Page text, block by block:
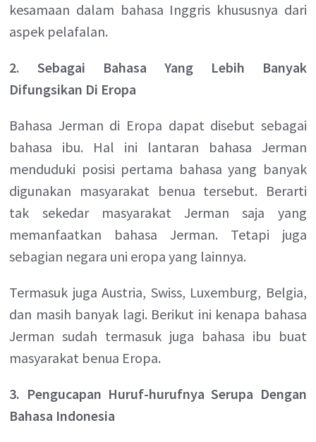
kesamaan dalam bahasa Inggris khususnya dari
aspek pelafalan.
2. Sebagai Bahasa Yang Lebih Banyak
Difungsikan Di Eropa
Bahasa Jerman di Eropa dapat disebut sebagai
bahasa ibu. Hal ini lantaran bahasa Jerman
menduduki posisi pertama bahasa yang banyak
digunakan masyarakat benua tersebut. Berarti
tak sekedar masyarakat Jerman saja yang
memanfaatkan bahasa Jerman. Tetapi juga
sebagian negara uni eropa yang lainnya.
Termasuk juga Austria, Swiss, Luxemburg, Belgia,
dan masih banyak lagi. Berikut ini kenapa bahasa
Jerman sudah termasuk juga bahasa ibu buat
masyarakat benua Eropa.
3. Pengucapan Huruf-hurufnya Serupa Dengan
Bahasa Indonesia